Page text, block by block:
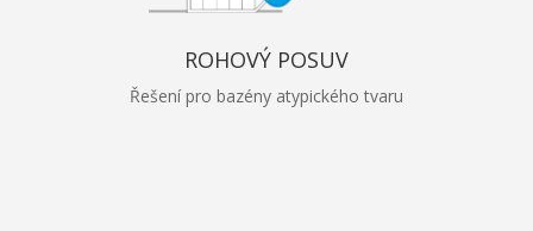
ROHOVÝ POSUV
Řešení pro bazény atypického tvaru